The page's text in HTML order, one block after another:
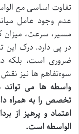
تفاوت اساسی مع
عدم وجود عامل
مسیر، سرعت، میزان
در پی دارد. درک این
ضروری است، بلکه
سوءتفاهم ها نیز
واسطه ها می تواند
تخصص را به همراه
اعتماد و پرهیز از
الواسطه است.